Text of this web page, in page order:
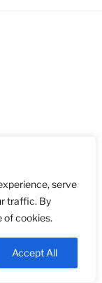
serve
traffic. By
of cookies.
Accept All